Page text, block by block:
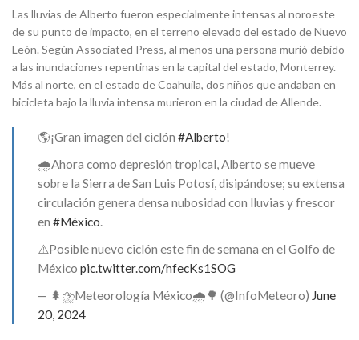
Las lluvias de Alberto fueron especialmente intensas al noroeste
de su punto de impacto, en el terreno elevado del estado de Nuevo
León. Según Associated Press, al menos una persona murió debido
a las inundaciones repentinas en la capital del estado, Monterrey.
Más al norte, en el estado de Coahuila, dos niños que andaban en
bicicleta bajo la lluvia intensa murieron en la ciudad de Allende.
🌎¡Gran imagen del ciclón #Alberto!
🌧️Ahora como depresión tropical, Alberto se mueve
sobre la Sierra de San Luis Potosí, disipándose; su extensa
circulación genera densa nubosidad con lluvias y frescor
en #México
⚠️Posible nuevo ciclón este fin de semana en el Golfo de
México pic.twitter.com/hfecKs1SOG
— 🌲⛈️Meteorología México🌧️🌳 (@InfoMeteoro) June
20, 2024